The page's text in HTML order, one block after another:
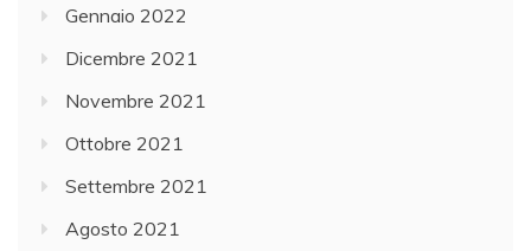
Gennaio 2022
Dicembre 2021
Novembre 2021
Ottobre 2021
Settembre 2021
Agosto 2021